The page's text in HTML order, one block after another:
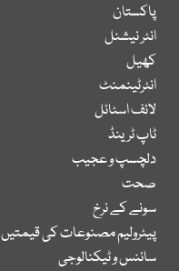
پاکستان
انٹر نیشنل
کھیل
انٹرٹینمنٹ
لائف اسٹائل
ٹاپ ٹرینڈ
دلچسپ و عجیب
صحت
سونے کے نرخ
پیٹرولیم مصنوعات کی قیمتیں
سائنس و ٹیکنالوجی